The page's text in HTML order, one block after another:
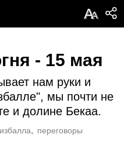
АА
- 15 мая
нам руки и
мы почти не
и долине Бекаа.
переговоры